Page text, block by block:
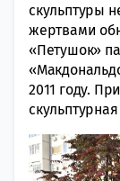
скульптуры
жертвами
«Петушок»
2011 году.